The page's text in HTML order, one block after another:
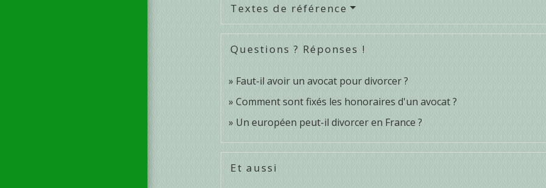
Textes de référence
Questions ? Réponses !
Faut-il avoir un avocat pour divorcer ?
Comment sont fixés les honoraires d'un avocat ?
Un européen peut-il divorcer en France ?
Et aussi